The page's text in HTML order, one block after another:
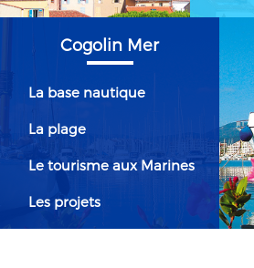
Cogolin Mer
La base nautique
La plage
Le tourisme aux Marines
Les projets